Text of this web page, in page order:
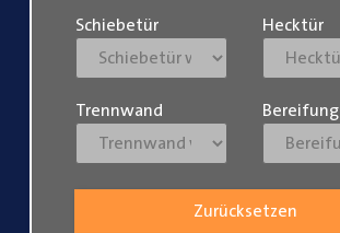
Schiebetür Hecktür
Trennwand Bereifung
Zurücksetzen